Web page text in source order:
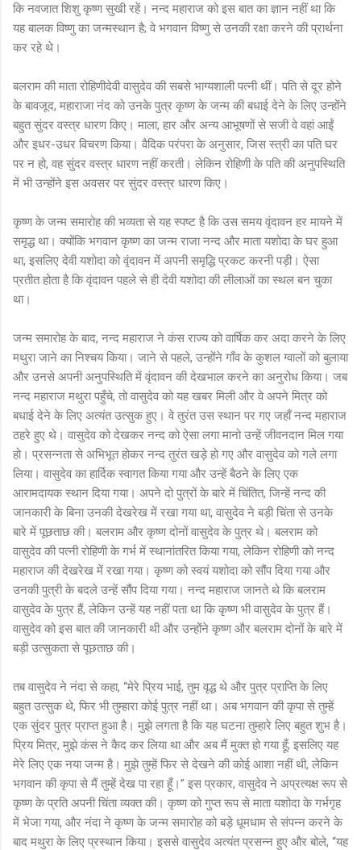
कि नवजात शिशु कृष्ण सुखी रहें। नन्द महाराज को इस बात का ज्ञान नहीं था कि
यह बालक विष्णु का जन्मस्थान है; वे भगवान विष्णु से उनकी रक्षा करने की प्रार्थना
कर रहे थे।
बलराम की माता रोहिणीदेवी वासुदेव की सबसे भाग्यशाली पत्नी थीं। पति से दूर होने
के बावजूद, महाराजा नंद को उनके पुत्र कृष्ण के जन्म की बधाई देने के लिए उन्होंने
बहुत सुंदर वस्त्र धारण किए। माला, हार और अन्य आभूषणों से सजी वे वहां आईं
और इधर-उधर विचरण किया। वैदिक परंपरा के अनुसार, जिस स्त्री का पति घर
पर न हो, वह सुंदर वस्त्र धारण नहीं करती। लेकिन रोहिणी के पति की अनुपस्थिति
में भी उन्होंने इस अवसर पर सुंदर वस्त्र धारण किए।
कृष्ण के जन्म समारोह की भव्यता से यह स्पष्ट है कि उस समय वृंदावन हर मायने में
समृद्ध था। क्योंकि भगवान कृष्ण का जन्म राजा नन्द और माता यशोदा के घर हुआ
था, इसलिए देवी यशोदा को वृंदावन में अपनी समृद्धि प्रकट करनी पड़ी। ऐसा
प्रतीत होता है कि वृंदावन पहले से ही देवी यशोदा की लीलाओं का स्थल बन चुका
था।
जन्म समारोह के बाद, नन्द महाराज ने कंस राज्य को वार्षिक कर अदा करने के लिए
मथुरा जाने का निश्चय किया। जाने से पहले, उन्होंने गाँव के कुशल ग्वालों को बुलाया
और उनसे अपनी अनुपस्थिति में वृंदावन की देखभाल करने का अनुरोध किया। जब
नन्द महाराज मथुरा पहुँचे, तो वासुदेव को यह खबर मिली और वे अपने मित्र को
बधाई देने के लिए अत्यंत उत्सुक हुए। वे तुरंत उस स्थान पर गए जहाँ नन्द महाराज
ठहरे हुए थे। वासुदेव को देखकर नन्द को ऐसा लगा मानो उन्हें जीवनदान मिल गया
हो। प्रसन्नता से अभिभूत होकर नन्द तुरंत खड़े हो गए और वासुदेव को गले लगा
लिया। वासुदेव का हार्दिक स्वागत किया गया और उन्हें बैठने के लिए एक
आरामदायक स्थान दिया गया। अपने दो पुत्रों के बारे में चिंतित, जिन्हें नन्द की
जानकारी के बिना उनकी देखरेख में रखा गया था, वासुदेव ने बड़ी चिंता से उनके
बारे में पूछताछ की। बलराम और कृष्ण दोनों वासुदेव के पुत्र थे। बलराम को
वासुदेव की पत्नी रोहिणी के गर्भ में स्थानांतरित किया गया, लेकिन रोहिणी को नन्द
महाराज की देखरेख में रखा गया। कृष्ण को स्वयं यशोदा को सौंप दिया गया और
उनकी पुत्री के बदले उन्हें सौंप दिया गया। नन्द महाराज जानते थे कि बलराम
वासुदेव के पुत्र हैं, लेकिन उन्हें यह नहीं पता था कि कृष्ण भी वासुदेव के पुत्र हैं।
वासुदेव को इस बात की जानकारी थी और उन्होंने कृष्ण और बलराम दोनों के बारे में
बड़ी उत्सुकता से पूछताछ की।
तब वासुदेव ने नंदा से कहा, “मेरे प्रिय भाई, तुम वृद्ध थे और पुत्र प्राप्ति के लिए
बहुत उत्सुक थे, फिर भी तुम्हारा कोई पुत्र नहीं था। अब भगवान की कृपा से तुम्हें
एक सुंदर पुत्र प्राप्त हुआ है। मुझे लगता है कि यह घटना तुम्हारे लिए बहुत शुभ है।
प्रिय मित्र, मुझे कंस ने कैद कर लिया था और अब मैं मुक्त हो गया हूँ; इसलिए यह
मेरे लिए एक नया जन्म है। मुझे तुम्हें फिर से देखने की कोई आशा नहीं थी, लेकिन
भगवान की कृपा से मैं तुम्हें देख पा रहा हूँ।” इस प्रकार, वासुदेव ने अप्रत्यक्ष रूप से
कृष्ण के प्रति अपनी चिंता व्यक्त की। कृष्ण को गुप्त रूप से माता यशोदा के गर्भगृह
में भेजा गया, और नंदा ने कृष्ण के जन्म समारोह को बड़े धूमधाम से संपन्न करने के
बाद मथुरा के लिए प्रस्थान किया। इससे वासुदेव अत्यंत प्रसन्न हुए और बोले, “यह